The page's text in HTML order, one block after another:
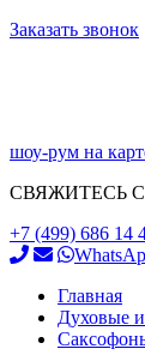
Заказать звонок
шоу-рум на
СВЯЖИТЕСЬ
+7 (499) 686 14
Главная
Духовые